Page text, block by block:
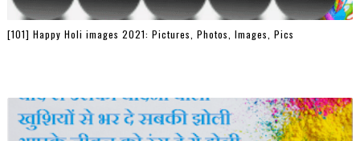
[101] Happy Holi images 2021: Pictures, Photos, Images, Pics